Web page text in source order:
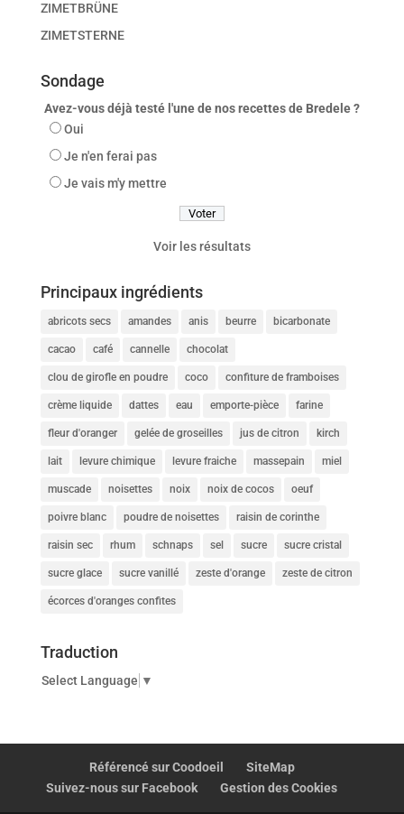
ZIMETBRÜNE
ZIMETSTERNE
Sondage
Avez-vous déjà testé l'une de nos recettes de Bredele ?
Oui
Je n'en ferai pas
Je vais m'y mettre
Voir les résultats
Principaux ingrédients
abricots secs amandes anis beurre bicarbonate
cacao café cannelle chocolat
clou de girofle en poudre coco confiture de framboises
crème liquide dattes eau emporte-pièce farine
fleur d'oranger gelée de groseilles jus de citron kirch
lait levure chimique levure fraiche massepain miel
muscade noisettes noix noix de cocos oeuf
poivre blanc poudre de noisettes raisin de corinthe
raisin sec rhum schnaps sel sucre sucre cristal
sucre glace sucre vanillé zeste d'orange zeste de citron
écorces d'oranges confites
Traduction
Select Language ▼
Référencé sur Coodoeil
SiteMap
Suivez-nous sur Facebook
Gestion des Cookies